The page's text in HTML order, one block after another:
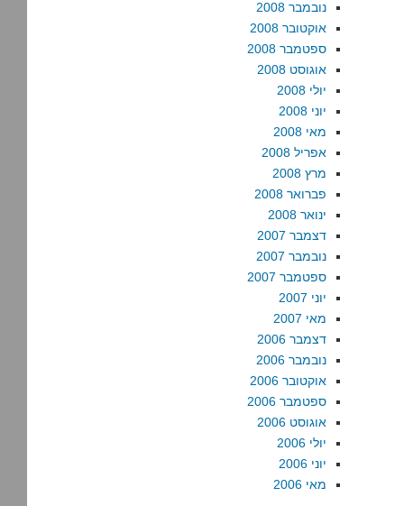
נובמבר 2008
אוקטובר 2008
ספטמבר 2008
אוגוסט 2008
יולי 2008
יוני 2008
מאי 2008
אפריל 2008
מרץ 2008
פברואר 2008
ינואר 2008
דצמבר 2007
נובמבר 2007
ספטמבר 2007
יוני 2007
מאי 2007
דצמבר 2006
נובמבר 2006
אוקטובר 2006
ספטמבר 2006
אוגוסט 2006
יולי 2006
יוני 2006
מאי 2006